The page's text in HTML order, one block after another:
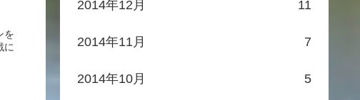
を
に
2014年12月 11
2014年11月 7
2014年10月 5